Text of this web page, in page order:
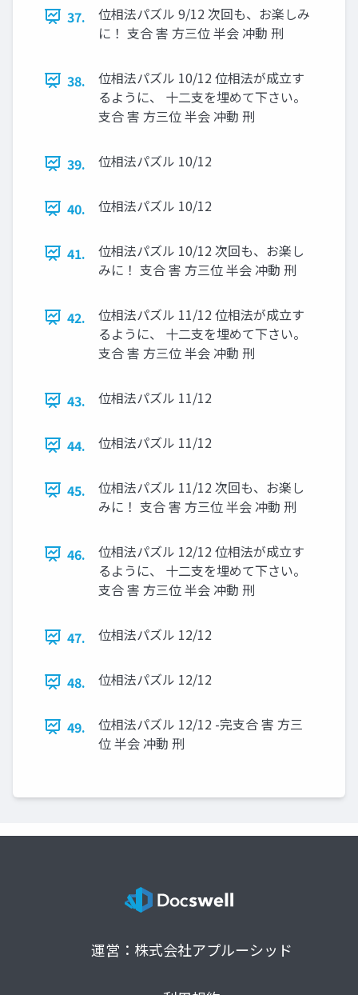
37.
位相法パズル 9/12 次回も、お楽しみ
に！ 支合 害 方三位 半会 冲動 刑
38.
位相法パズル 10/12 位相法が成立す
るように、 十二支を埋めて下さい。
支合 害 方三位 半会 冲動 刑
39. 位相法パズル 10/12
40. 位相法パズル 10/12
41.
位相法パズル 10/12 次回も、お楽し
みに！ 支合 害 方三位 半会 冲動 刑
42.
位相法パズル 11/12 位相法が成立す
るように、 十二支を埋めて下さい。
支合 害 方三位 半会 冲動 刑
43. 位相法パズル 11/12
44. 位相法パズル 11/12
45.
位相法パズル 11/12 次回も、お楽し
みに！ 支合 害 方三位 半会 冲動 刑
46.
位相法パズル 12/12 位相法が成立す
るように、 十二支を埋めて下さい。
支合 害 方三位 半会 冲動 刑
47. 位相法パズル 12/12
48. 位相法パズル 12/12
49.
位相法パズル 12/12 -完支合 害 方三
位 半会 冲動 刑
運営：株式会社アプルーシッド